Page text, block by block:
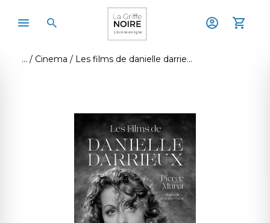
Cinema Les films de danielle darrieux